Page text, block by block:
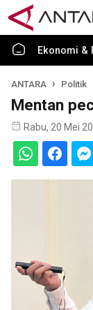
Ekonomi &
ANTARA Politik
Mentan
Rabu, 20 Mei